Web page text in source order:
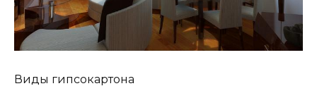
Виды гипсокартона